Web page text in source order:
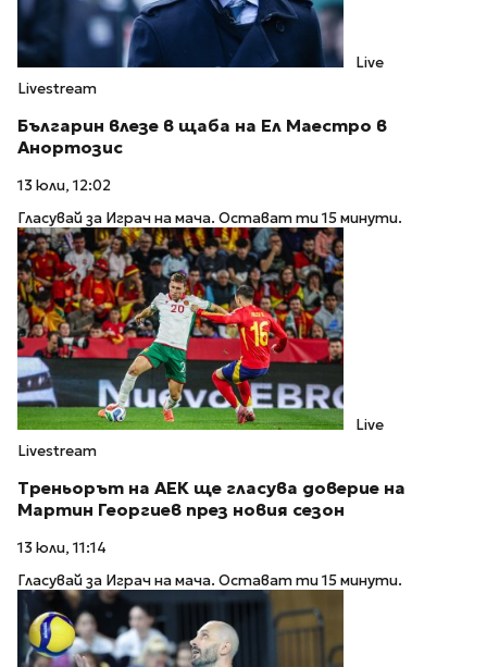
Live
Livestream
Българин влезе в щаба на Ел Маестро в
Анортозис
13 юли, 12:02
Гласувай за Играч на мача. Остават ти 15 минути.
Live
Livestream
Треньорът на АЕК ще гласува доверие на
Мартин Георгиев през новия сезон
13 юли, 11:14
Гласувай за Играч на мача. Остават ти 15 минути.